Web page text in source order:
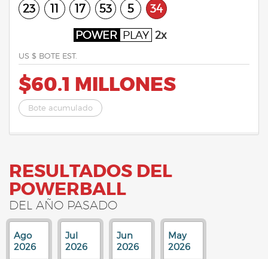
23 11 17 53 5 34
POWER PLAY 2x
US $ BOTE EST.
$60.1 MILLONES
Bote acumulado
RESULTADOS DEL
POWERBALL
DEL AÑO PASADO
Ago
2026
Jul
2026
Jun
2026
May
2026